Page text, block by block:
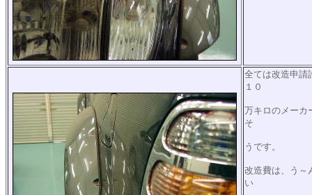
全ては改造申請
１０
万キロのメーカ
そ
うです。
改造費は、う～
い